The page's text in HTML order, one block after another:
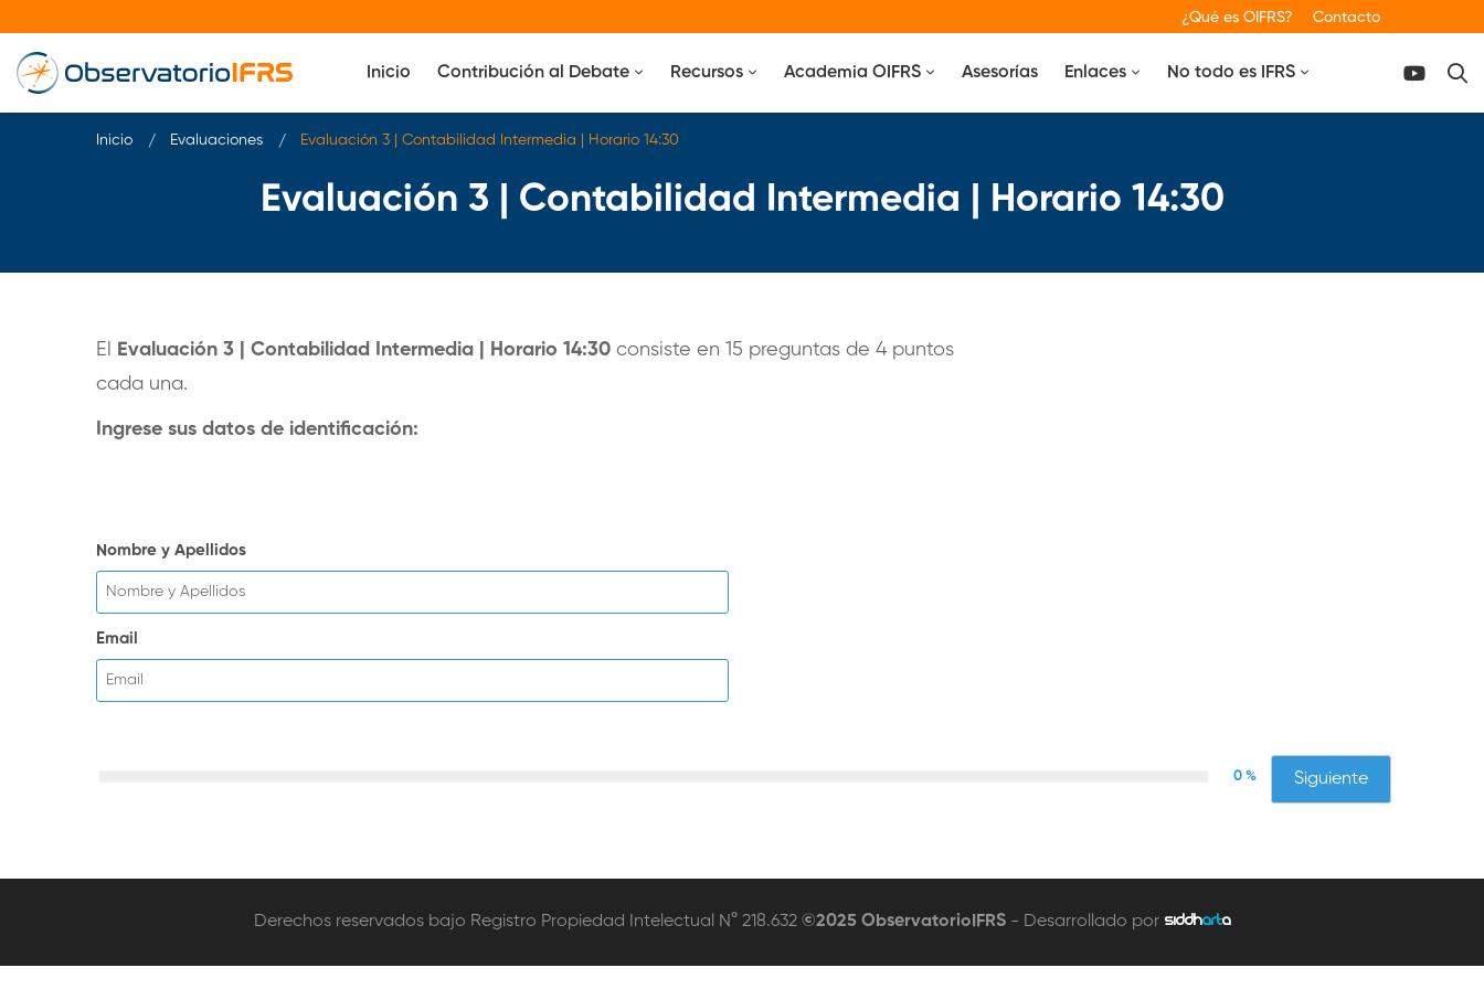
¿Qué es OIFRS? Contacto
Inicio Contribución al Debate Recursos Academia OIFRS Asesorías Enlaces No todo es IFRS
Evaluación 3 | Contabilidad Intermedia | Horario 14:30
Inicio Evaluaciones Evaluación 3 | Contabilidad Intermedia | Horario 14:30
El Evaluación 3 | Contabilidad Intermedia | Horario 14:30 consiste en 15 preguntas de 4 puntos
cada una.
Ingrese sus datos de identificación:
Nombre y Apellidos
Email
0 % Siguiente
Derechos reservados bajo Registro Propiedad Intelectual N° 218.632 ©2025 ObservatorioIFRS- Desarrollado por